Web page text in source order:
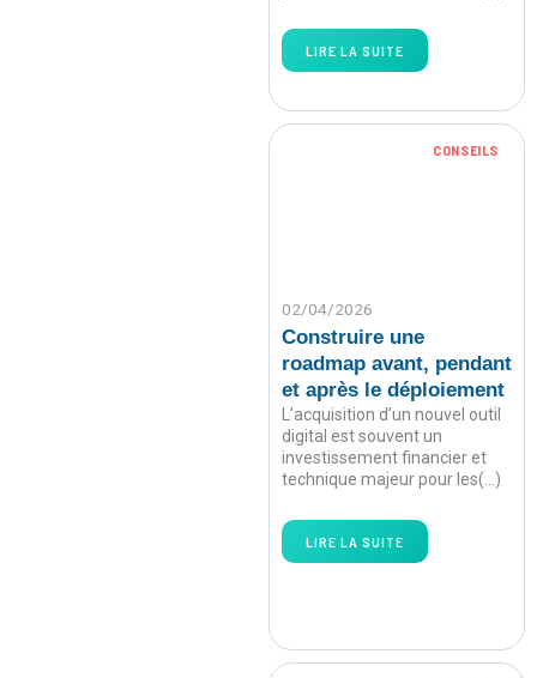
LIRE LA SUITE
CONSEILS
02/04/2026
Construire une
roadmap avant, pendant
et après le déploiement
L’acquisition d’un nouvel outil
digital est souvent un
investissement financier et
technique majeur pour les(…)
LIRE LA SUITE